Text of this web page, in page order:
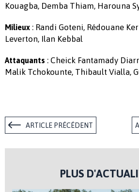
Kouagba, Demba Thiam, Harouna
Milieux : Randi Goteni, Rédouane
Leverton, Ilan Kebbal
Attaquants : Cheick Fantamady
Malik Tchokounte, Thibault Vialla,
ARTICLE PRÉCÉDENT
PLUS